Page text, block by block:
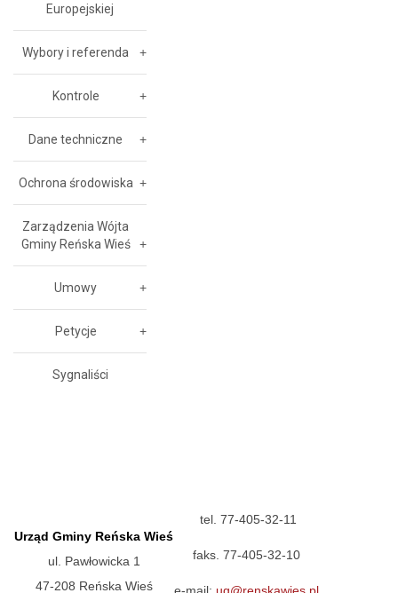
Europejskiej
Wybory i referenda
Kontrole
Dane techniczne
Ochrona środowiska
Zarządzenia Wójta
Gminy Reńska Wieś
Umowy
Petycje
Sygnaliści
Urząd Gminy Reńska Wieś
ul. Pawłowicka 1
47-208 Reńska Wieś
tel. 77-405-32-11
faks. 77-405-32-10